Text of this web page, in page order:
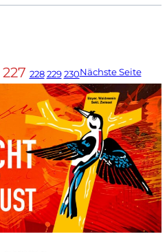
227 228 229 230Nächste Seite